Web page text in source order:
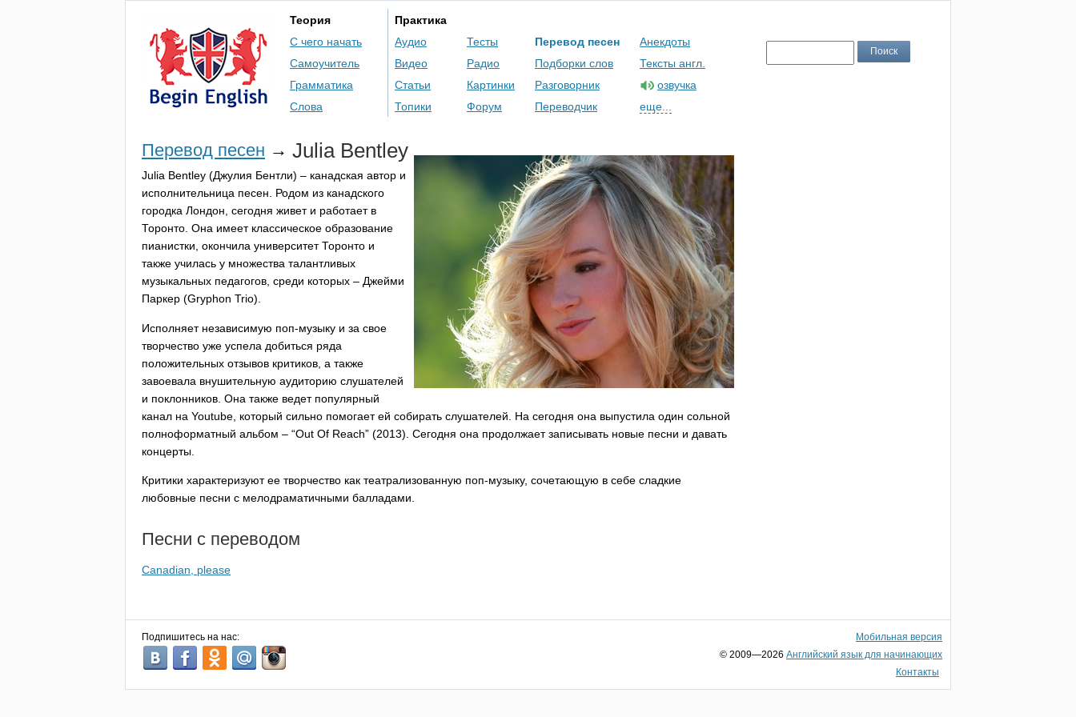
Теория
С чего начать
Самоучитель
Грамматика
Слова
Практика
Аудио
Видео
Статьи
Топики
Тесты
Радио
Картинки
Форум
Перевод песен
Подборки слов
Разговорник
Переводчик
Анекдоты
Тексты англ.
озвучка
еще...
Перевод песен → Julia Bentley
Julia Bentley (Джулия Бентли) – канадская автор и
исполнительница песен. Родом из канадского
городка Лондон, сегодня живет и работает в
Торонто. Она имеет классическое образование
пианистки, окончила университет Торонто и
также училась у множества талантливых
музыкальных педагогов, среди которых – Джейми
Паркер (Gryphon Trio).
Исполняет независимую поп-музыку и за свое
творчество уже успела добиться ряда
положительных отзывов критиков, а также
завоевала внушительную аудиторию слушателей
и поклонников. Она также ведет популярный
канал на Youtube , который сильно помогает ей собирать слушателей. На сегодня она выпустила один сольной
полноформатный альбом – “Out Of Reach” (2013). Сегодня она продолжает записывать новые песни и давать
концерты.
Критики характеризуют ее творчество как театрализованную поп-музыку, сочетающую в себе сладкие
любовные песни с мелодраматичными балладами.
Песни с переводом
Canadian, please
Подпишитесь на нас:
Мобильная версия
© 2009—2026 Английский язык для начинающих
Контакты